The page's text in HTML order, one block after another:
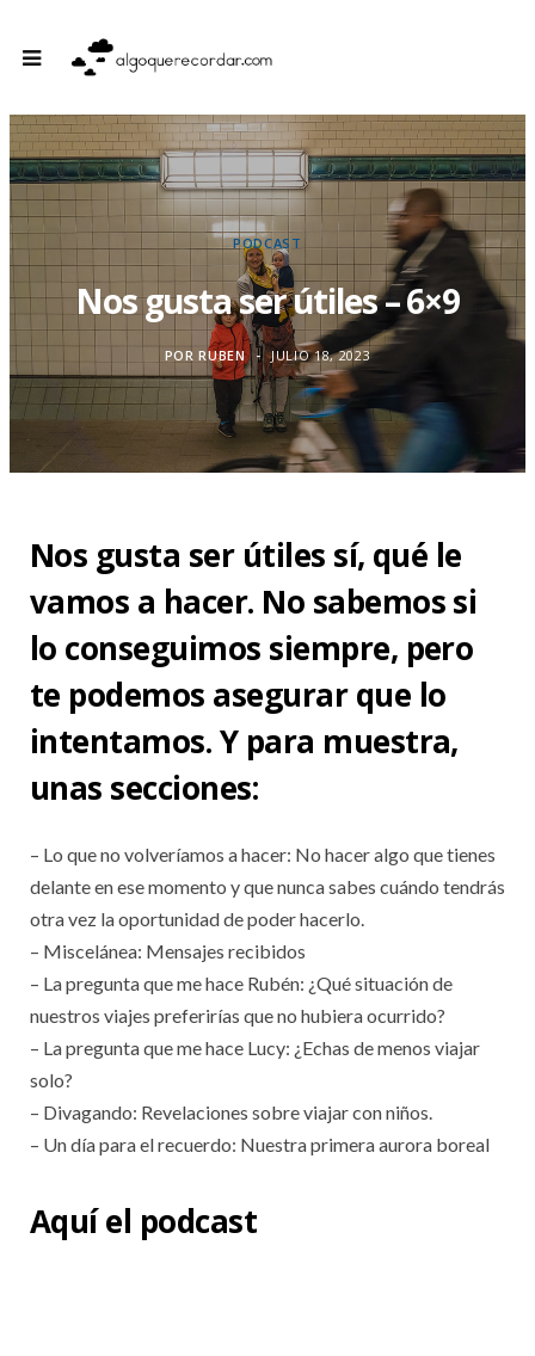
PODCAST
Nos gusta ser útiles – 6×9
PORRUBEN JULIO 18, 2023
Nos gusta ser útiles sí, qué le
vamos a hacer. No sabemos si
lo conseguimos siempre, pero
te podemos asegurar que lo
intentamos. Y para muestra,
unas secciones:
– Lo que no volveríamos a hacer: No hacer algo que tienes
delante en ese momento y que nunca sabes cuándo tendrás
otra vez la oportunidad de poder hacerlo.
– Miscelánea: Mensajes recibidos
– La pregunta que me hace Rubén: ¿Qué situación de
nuestros viajes preferirías que no hubiera ocurrido?
– La pregunta que me hace Lucy: ¿Echas de menos viajar
solo?
– Divagando: Revelaciones sobre viajar con niños.
– Un día para el recuerdo: Nuestra primera aurora boreal
Aquí el podcast